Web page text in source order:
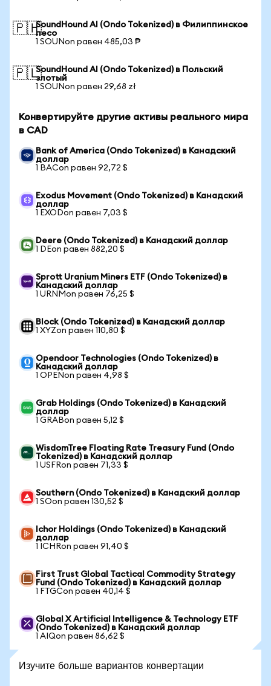
🇵🇭SoundHound AI (Ondo Tokenized) в Филиппинское
песо
1 SOUNon равен 485,03 ₱
🇵🇱SoundHound AI (Ondo Tokenized) в Польский
злотый
1 SOUNon равен 29,68 zł
Конвертируйте другие активы реального мира
в CAD
Bank of America (Ondo Tokenized) в Канадский
доллар
1 BACon равен 92,72 $
Exodus Movement (Ondo Tokenized) в Канадский
доллар
1 EXODon равен 7,03 $
Deere (Ondo Tokenized) в Канадский доллар
1 DEon равен 882,20 $
Sprott Uranium Miners ETF (Ondo Tokenized) в
Канадский доллар
1 URNMon равен 76,25 $
Block (Ondo Tokenized) в Канадский доллар
1 XYZon равен 110,80 $
Opendoor Technologies (Ondo Tokenized) в
Канадский доллар
1 OPENon равен 4,98 $
Grab Holdings (Ondo Tokenized) в Канадский
доллар
1 GRABon равен 5,12 $
WisdomTree Floating Rate Treasury Fund (Ondo
Tokenized) в Канадский доллар
1 USFRon равен 71,33 $
Southern (Ondo Tokenized) в Канадский доллар
1 SOon равен 130,52 $
Ichor Holdings (Ondo Tokenized) в Канадский
доллар
1 ICHRon равен 91,40 $
First Trust Global Tactical Commodity Strategy
Fund (Ondo Tokenized) в Канадский доллар
1 FTGCon равен 40,14 $
Global X Artificial Intelligence & Technology ETF
(Ondo Tokenized) в Канадский доллар
1 AIQon равен 86,62 $
Изучите больше вариантов конвертации